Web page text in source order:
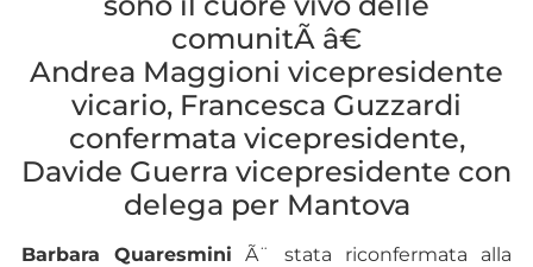
comunitÃ â€
Andrea Maggioni vicepresidente
vicario, Francesca Guzzardi
confermata vicepresidente,
Davide Guerra vicepresidente con
delega per Mantova
Barbara Quaresmini Ã¨ stata riconfermata alla